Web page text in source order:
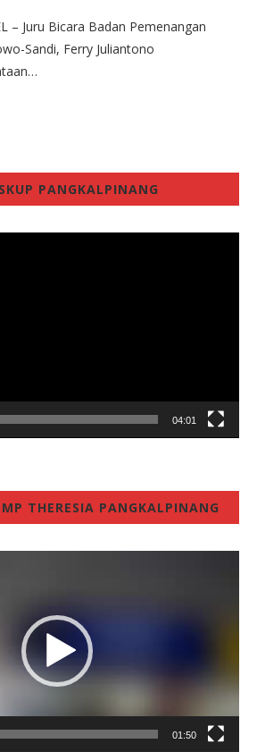
– Juru Bicara Badan Pemenangan
Sandi, Ferry Juliantono
PANGKALPINANG
04:01
THERESIA PANGKALPINANG
01:50